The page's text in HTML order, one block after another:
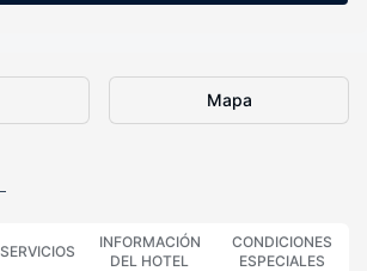
Mapa
SERVICIOS
INFORMACIÓN
DEL HOTEL
CONDICIONES
ESPECIALES